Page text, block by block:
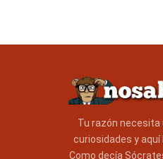
Tu razón necesita
curiosidades y aquí
Como decía